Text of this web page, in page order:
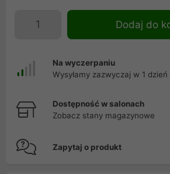
Dodaj do
Na wyczerpaniu
Wysyłamy zazwyczaj w 1 dzień
Dostępność w salonach
Zobacz stany magazynowe
Zapytaj o produkt